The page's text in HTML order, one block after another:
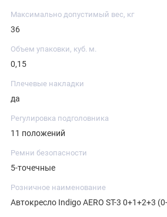
Максимально допустимый вес, кг
36
Объем упаковки, куб. м.
0,15
Плечевые накладки
да
Регулировка подголовника
11 положений
Ремни безопасности
5-точечные
Розничное наименование
Автокресло Indigo AERO ST-3 0+1+2+3